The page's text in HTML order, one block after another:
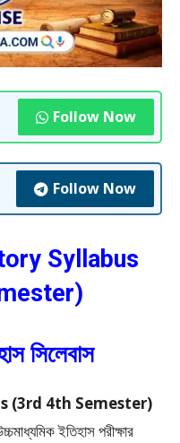
Follow Now
Follow Now
Syllabus
সিলেবাস
(3rd 4th Semester)
ইতিহাস পরীক্ষার